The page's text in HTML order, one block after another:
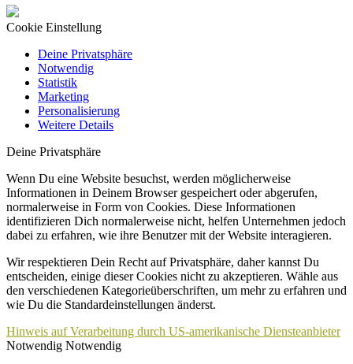
Cookie Einstellung
Deine Privatsphäre
Notwendig
Statistik
Marketing
Personalisierung
Weitere Details
Deine Privatsphäre
Wenn Du eine Website besuchst, werden möglicherweise
Informationen in Deinem Browser gespeichert oder abgerufen,
normalerweise in Form von Cookies. Diese Informationen
identifizieren Dich normalerweise nicht, helfen Unternehmen jedoch
dabei zu erfahren, wie ihre Benutzer mit der Website interagieren.
Wir respektieren Dein Recht auf Privatsphäre, daher kannst Du
entscheiden, einige dieser Cookies nicht zu akzeptieren. Wähle aus
den verschiedenen Kategorieüberschriften, um mehr zu erfahren und
wie Du die Standardeinstellungen änderst.
Hinweis auf Verarbeitung durch US-amerikanische Diensteanbieter
Notwendig Notwendig